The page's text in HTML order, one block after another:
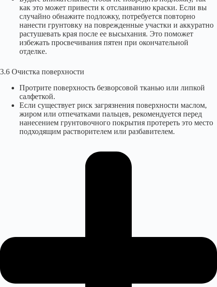
как это может привести к отслаиванию краски. Если вы
случайно обнажите подложку, потребуется повторно
нанести грунтовку на поврежденные участки и аккуратно
растушевать края после ее высыхания. Это поможет
избежать просвечивания пятен при окончательной
отделке.
3.6 Очистка поверхности
Протрите поверхность безворсовой тканью или липкой
салфеткой.
Если существует риск загрязнения поверхности маслом,
жиром или отпечатками пальцев, рекомендуется перед
нанесением грунтовочного покрытия протереть это место
подходящим растворителем или разбавителем.